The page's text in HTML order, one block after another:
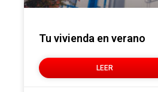
Tu vivienda en verano
LEER